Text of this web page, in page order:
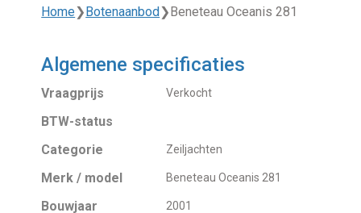
Home❯Botenaanbod❯Beneteau Oceanis 281
Algemene specificaties
Vraagprijs Verkocht
BTW-status
Categorie
Zeiljachten
Merk / model Beneteau Oceanis 281
Bouwjaar 2001